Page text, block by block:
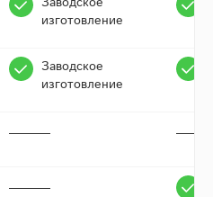
изготовление
Заводское
изготовление